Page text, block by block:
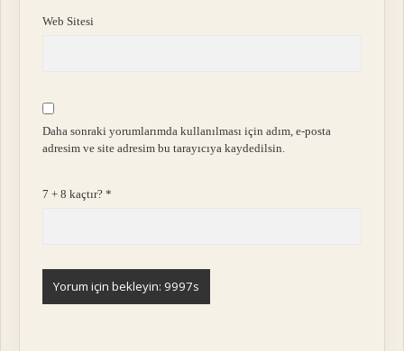
Web Sitesi
Daha sonraki yorumlarımda kullanılması için adım, e-posta
adresim ve site adresim bu tarayıcıya kaydedilsin.
7 + 8 kaçtır?*